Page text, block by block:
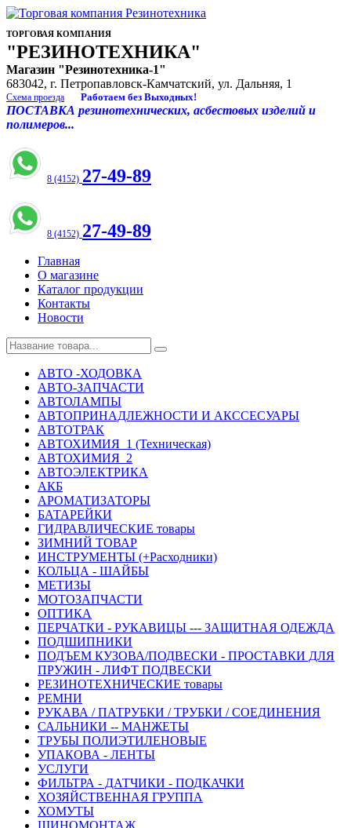
ТОРГОВАЯ КОМПАНИЯ
"РЕЗИНОТЕХНИКА"
Магазин "Резинотехника-1"
683042, г. Петропавловск-Камчатский, ул. Дальняя, 1
Схема проезда Работаем без Выходных!
ПОСТАВКА резинотехнических, асбестовых изделий и
полимеров...
8 (4152) 27-49-89
8 (4152) 27-49-89
Главная
О магазине
Каталог продукции
Контакты
Новости
АВТО -ХОДОВКА
АВТО-ЗАПЧАСТИ
АВТОЛАМПЫ
АВТОПРИНАДЛЕЖНОСТИ И АКССЕСУАРЫ
АВТОТРАК
АВТОХИМИЯ_1 (Техническая)
АВТОХИМИЯ_2
АВТОЭЛЕКТРИКА
АКБ
АРОМАТИЗАТОРЫ
БАТАРЕЙКИ
ГИДРАВЛИЧЕСКИЕ товары
ЗИМНИЙ ТОВАР
ИНСТРУМЕНТЫ (+Расходники)
КОЛЬЦА - ШАЙБЫ
МЕТИЗЫ
МОТОЗАПЧАСТИ
ОПТИКА
ПЕРЧАТКИ - РУКАВИЦЫ --- ЗАЩИТНАЯ ОДЕЖДА
ПОДШИПНИКИ
ПОДЪЕМ КУЗОВА/ПОДВЕСКИ - ПРОСТАВКИ ДЛЯ
ПРУЖИН - ЛИФТ ПОДВЕСКИ
РЕЗИНОТЕХНИЧЕСКИЕ товары
РЕМНИ
РУКАВА / ПАТРУБКИ / ТРУБКИ / СОЕДИНЕНИЯ
САЛЬНИКИ -- МАНЖЕТЫ
ТРУБЫ ПОЛИЭТИЛЕНОВЫЕ
УПАКОВА - ЛЕНТЫ
УСЛУГИ
ФИЛЬТРА - ДАТЧИКИ - ПОДКАЧКИ
ХОЗЯЙСТВЕННАЯ ГРУППА
ХОМУТЫ
ШИНОМОНТАЖ